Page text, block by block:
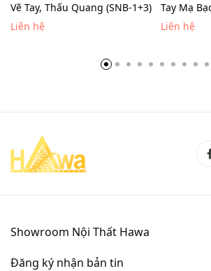
Vẽ Tay, Thấu Quang (SNB-1+3)
Liên hệ
Tay Mạ
Ánh Hồng
Liên hệ
Showroom Nội Thất Hawa
Đăng ký nhận bản tin